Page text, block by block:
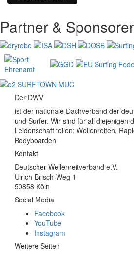
Partner &
Der DWV
ist der nationale Dachverband der
und Surfer. Wir sind für all diejenigen
Leidenschaft teilen: Wellenreiten,
Bodyboarden.
Kontakt
Deutscher Wellenreitverband e.V.
Ulrich-Brisch-Weg 1
50858 Köln
Social Media
Facebook
YouTube
Instagram
Weitere Seiten